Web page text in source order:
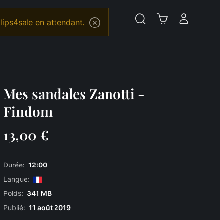
en attendant.
Mes sandales Zanotti -
Findom
13,00 €
Durée: 12:00
Langue:
Poids: 341 MB
Publié: 11 août 2019